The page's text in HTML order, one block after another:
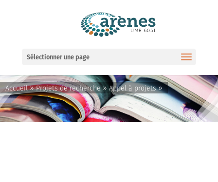
Sélectionner une page
Accueil»Projets de recherche»Appel à projets»